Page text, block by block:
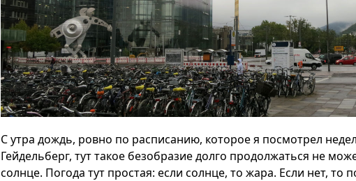
С утра дождь, ровно по расписанию, которое я посмотрел
Гейдельберг, тут такое безобразие долго продолжаться не
солнце. Погода тут простая: если солнце, то жара. Если нет, то